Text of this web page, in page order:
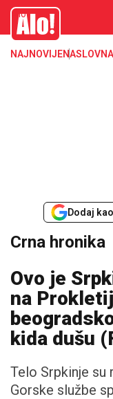
Crna hronika, smrt,
poginuli, zaplena, carina
Alo
NAJNOVIJENASLOVNA
Dodaj
Crna hronika
Ovo je
na
kida dušu
Telo Srpkinje su
Gorske službe